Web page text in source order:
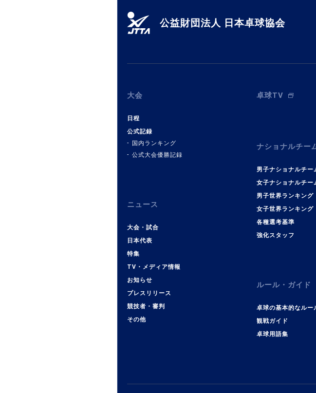
公益財団法人 日本卓球協会
大会
日程
公式記録
国内ランキング
公式大会優勝記録
ニュース
大会・試合
日本代表
特集
TV・メディア情報
お知らせ
プレスリリース
競技者・審判
その他
卓球TV
ナショナルチー
男子ナショナルチー
女子ナショナルチー
男子世界ランキング
女子世界ランキング
各種選考基準
強化スタッフ
ルール・ガイド
卓球の基本的なルー
観戦ガイド
卓球用語集